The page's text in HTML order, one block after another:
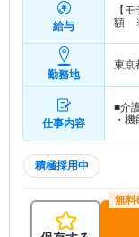
給与
【
額 ※
勤務地
東京
仕事内容
■介
・
積極採用中